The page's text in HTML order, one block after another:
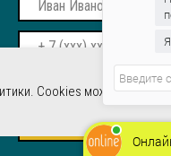
Даю согласие на
персональных данных
Заказать звонок
Cookies можно